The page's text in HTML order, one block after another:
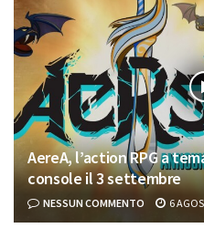
AereA, l’action RPG a
console il 3 settembre
NESSUN COMMENTO 6